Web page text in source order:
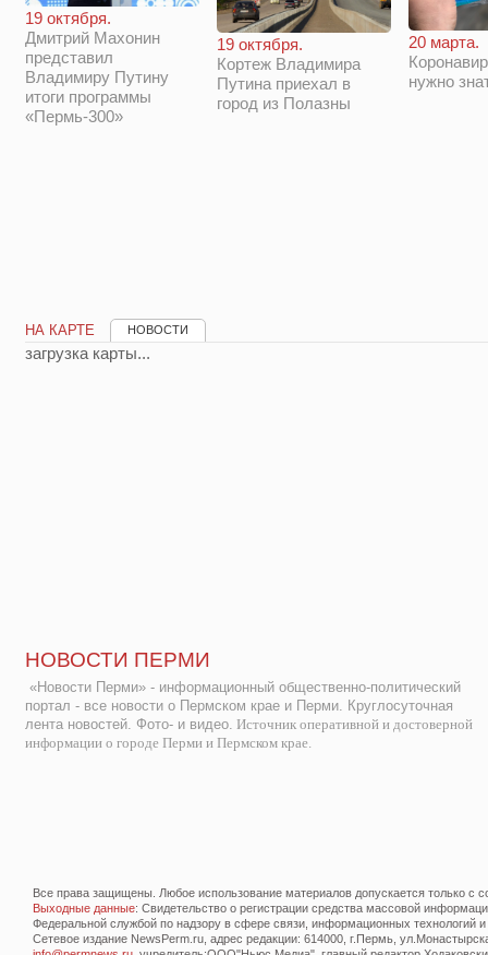
19 октября.
Дмитрий Махонин
представил
Владимиру Путину
итоги программы
«Пермь-300»
19 октября.
Кортеж Владимира
Путина приехал в
город из Полазны
20 марта.
нужно
НА КАРТЕ НОВОСТИ
загрузка карты...
НОВОСТИ ПЕРМИ
«Новости Перми» - информационный общественно-политический
портал - все новости о Пермском крае и Перми. Круглосуточная
лента новостей. Фото- и видео. Источник оперативной и достоверной
информации о городе Перми и Пермском крае.
Все права защищены. Любое использование материалов допускается только с
Выходные данные: Свидетельство о регистрации средства массовой
Федеральной службой по надзору в сфере связи, информационных технологий
Сетевое издание NewsPerm.ru, адрес редакции: 614000, г.Пермь,